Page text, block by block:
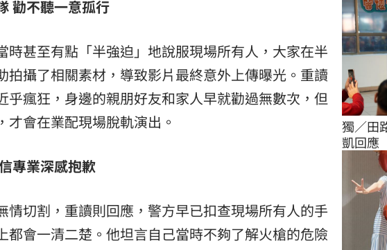
勸不聽一意孤行
甚至有點「半強迫」地說服現場所有人，大家在半
攝了相關素材，導致影片最終意外上傳曝光。重讀
瘋狂，身邊的親朋好友和家人早就勸過無數次，但
會在業配現場脫軌演出。
專業深感抱歉
切割，重讀則回應，警方早已扣查現場所有人的手
會一清二楚。他坦言自己當時不夠了解火槍的危險
獨／田
凱回應